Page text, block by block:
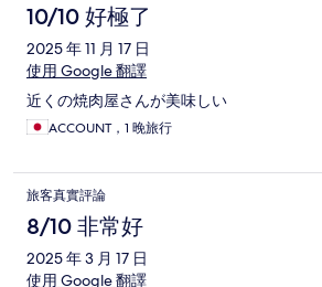
10/10 好極了
2025 年 11 月 17 日
使用 Google 翻譯
近くの焼肉屋さんが美味しい
ACCOUNT，1 晚旅行
旅客真實評論
8/10 非常好
2025 年 3 月 17 日
使用 Google 翻譯